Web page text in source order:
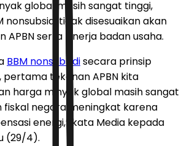
global masih sangat tinggi,
nonsubsidi tidak disesuaikan akan
APBN serta kinerja badan usaha.
BBM nonsubsidisecara prinsip
pertama tekanan APBN kita
harga minyak global masih sangat
fiskal negara meningkat karena
energi,” kata Media kepada
(29/4).